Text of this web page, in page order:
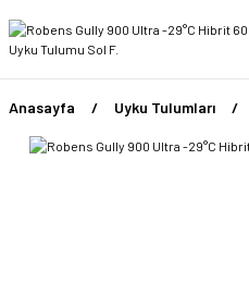
Anasayfa Uyku Tulumları